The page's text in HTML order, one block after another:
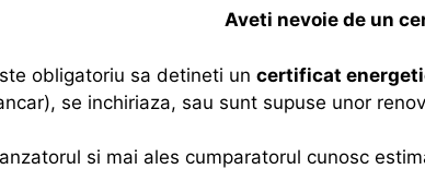
Aveti nevoie de un
obligatoriu sa detineti un certificat
se inchiriaza, sau sunt supuse unor
si mai ales cumparatorul cunosc